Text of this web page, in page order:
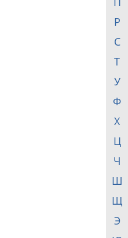
Р
С
Т
У
Ф
Х
Ц
Ч
Ш
Щ
Э